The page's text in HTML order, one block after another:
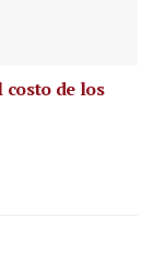
costo de los